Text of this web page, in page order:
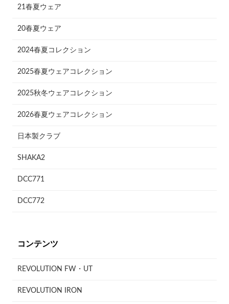
21春夏ウェア
20春夏ウェア
2024春夏コレクション
2025春夏ウェアコレクション
2025秋冬ウェアコレクション
2026春夏ウェアコレクション
日本製クラブ
SHAKA2
DCC771
DCC772
コンテンツ
REVOLUTION FW・UT
REVOLUTION IRON